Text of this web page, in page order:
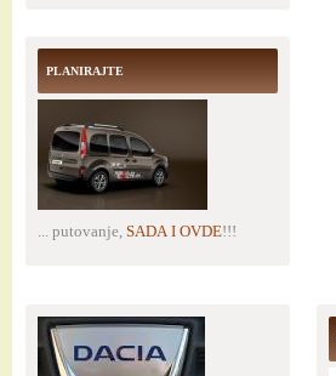
PLANIRAJTE
... putovanje, SADA I OVDE!!!